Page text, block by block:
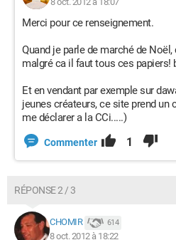
Merci pour ce renseignement.
Quand je parle de marché de
malgré ca il faut tous ces papiers!
Et en vendant par exemple sur
jeunes créateurs, ce site prend
me déclarer a la CCi.....)
Commenter 1
RÉPONSE 2 / 3
CHOMIR 614
8 oct. 2012 à 18:22